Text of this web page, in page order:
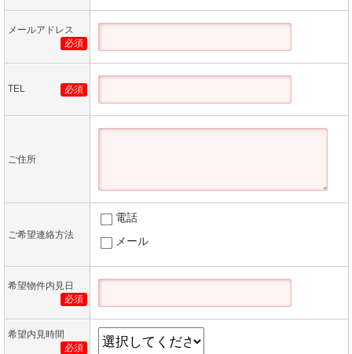
メールアドレス
必須
TEL 必須
ご住所
ご希望連絡方法
電話
メール
希望物件内見日
必須
希望内見時間
必須